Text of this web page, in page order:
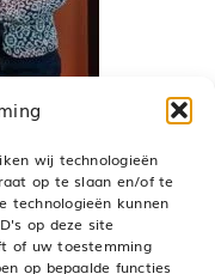
wij technologieën
op te slaan en/of te
technologieën kunnen
op deze site
of uw toestemming
op bepaalde functies
E-
mail